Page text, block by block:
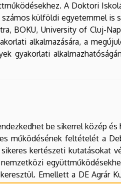
A Doktori
külföldi egyetemmel
BOKU, University of Cluj-
alkalmazására, a
gyakorlati
be sikerrel közép
működésének feltételét a
kertészeti kutatásokat
Emellett a DE Agrár
óta szolgálja a K+F